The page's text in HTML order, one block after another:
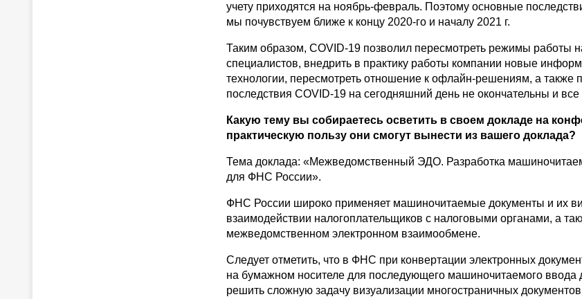
учету приходятся на ноябрь-февраль. Поэтому основные
мы почувствуем ближе к концу 2020-го и началу 2021 г.
Таким образом, COVID-19 позволил пересмотреть режимы работы
специалистов, внедрить в практику работы компании новые
технологии, пересмотреть отношение к офлайн-решениям, а также
последствия COVID-19 на сегодняшний день не окончательны и
Какую тему вы собираетесь осветить в своем докладе на
практическую пользу они смогут вынести из вашего доклада?
Тема доклада: «Межведомственный ЭДО. Разработка
для ФНС России».
ФНС России широко применяет машиночитаемые документы и их
взаимодействии налогоплательщиков с налоговыми органами, а
межведомственном электронном взаимообмене.
Следует отметить, что в ФНС при конвертации электронных
на бумажном носителе для последующего машиночитаемого ввода
решить сложную задачу визуализации многостраничных документов